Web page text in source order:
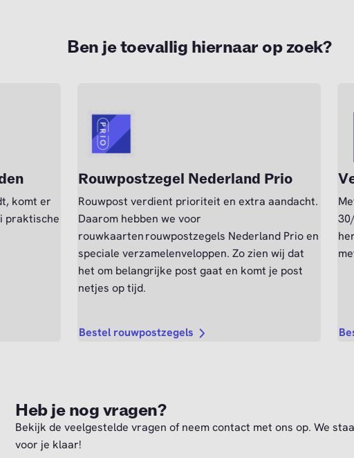
Ben je toevallig hiernaar op zoek?
komt er
praktische
Rouwpostzegel Nederland Prio
Rouwpost verdient prioriteit en extra aandacht.
Daarom hebben we voor
rouwkaarten rouwpostzegels Nederland Prio en
speciale verzamelenveloppen. Zo zien wij dat
het om belangrijke post gaat en komt je post
netjes op tijd.
Bestel rouwpostzegels
Heb je nog vragen?
Bekijk de veelgestelde vragen of neem contact met ons op. We
voor je klaar!